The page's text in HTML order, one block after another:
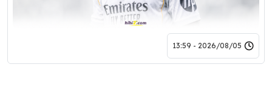
2026/08/05 - 13:59